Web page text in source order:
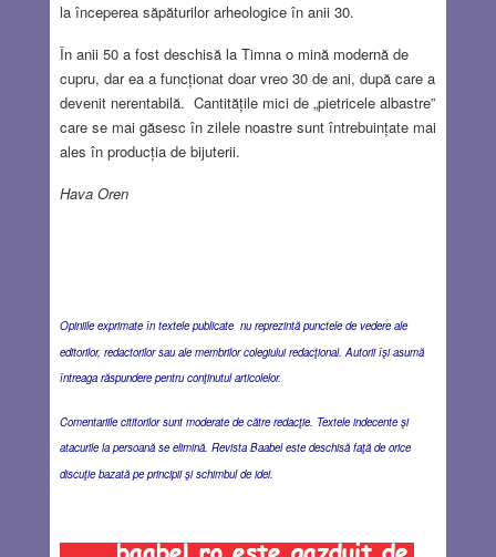
la începerea săpăturilor arheologice în anii 30.
În anii 50 a fost deschisă la Timna o mină modernă de
cupru, dar ea a funcționat doar vreo 30 de ani, după care a
devenit nerentabilă. Cantitățile mici de „pietricele albastre”
care se mai găsesc în zilele noastre sunt întrebuințate mai
ales în producția de bijuterii.
Hava Oren
Opiniile exprimate în textele publicate nu reprezintă punctele de vedere ale
editorilor, redactorilor sau ale membrilor colegiului redacţional. Autorii îşi asumă
întreaga răspundere pentru conţinutul articolelor.
Comentariile cititorilor sunt moderate de către redacţie. Textele indecente şi
atacurile la persoană se elimină. Revista Baabel este deschisă faţă de orice
discuţie bazată pe principii şi schimbul de idei.